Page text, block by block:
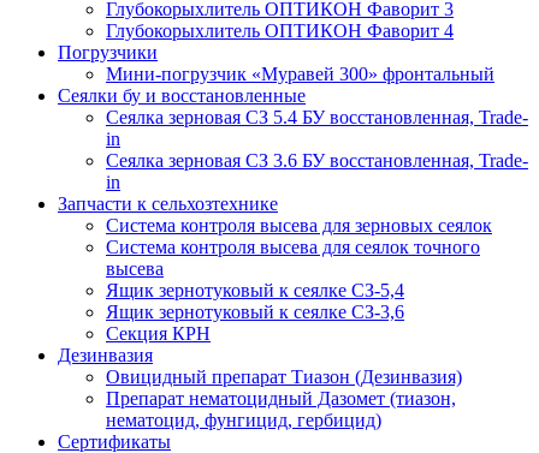
Глубокорыхлитель ОПТИКОН Фаворит 3
Глубокорыхлитель ОПТИКОН Фаворит 4
Погрузчики
Мини-погрузчик «Муравей 300» фронтальный
Сеялки бу и восстановленные
Сеялка зерновая СЗ 5.4 БУ восстановленная, Trade-
in
Сеялка зерновая СЗ 3.6 БУ восстановленная, Trade-
in
Запчасти к сельхозтехнике
Система контроля высева для зерновых сеялок
Система контроля высева для сеялок точного
высева
Ящик зернотуковый к сеялке СЗ-5,4
Ящик зернотуковый к сеялке СЗ-3,6
Секция КРН
Дезинвазия
Овицидный препарат Тиазон (Дезинвазия)
Препарат нематоцидный Дазомет (тиазон,
нематоцид, фунгицид, гербицид)
Сертификаты